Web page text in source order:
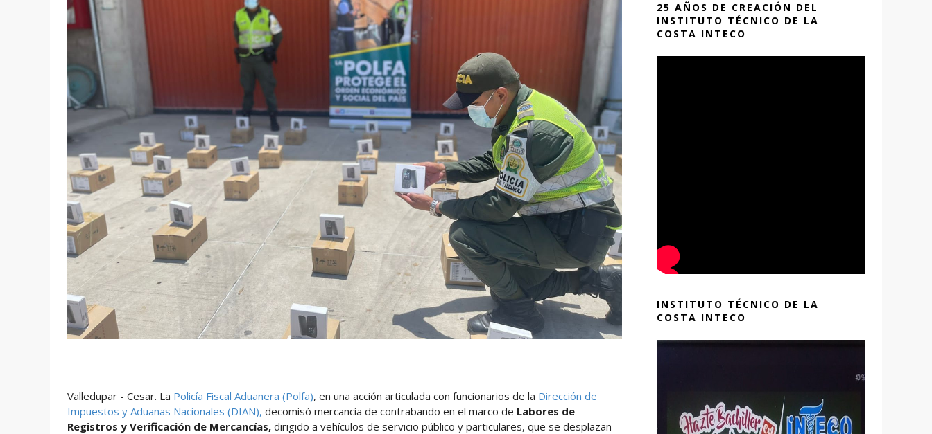
Valledupar - Cesar. La Policía Fiscal Aduanera (Polfa), en una acción articulada con funcionarios de la Dirección de
Impuestos y Aduanas Nacionales (DIAN), decomisó mercancía de contrabando en el marco de Labores de
Registros y Verificación de Mercancías, dirigido a vehículos de servicio público y particulares, que se desplazan
25 AÑOS DE CREACIÓN DEL
INSTITUTO TÉCNICO DE LA
COSTA INTECO
INSTITUTO TÉCNICO DE LA
COSTA INTECO